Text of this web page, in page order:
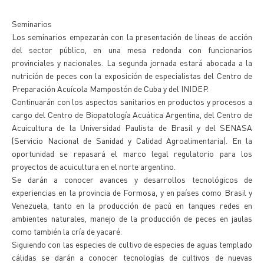
Seminarios
Los seminarios empezarán con la presentación de líneas de acción
del sector público, en una mesa redonda con funcionarios
provinciales y nacionales. La segunda jornada estará abocada a la
nutrición de peces con la exposición de especialistas del Centro de
Preparación Acuícola Mampostón de Cuba y del INIDEP.
Continuarán con los aspectos sanitarios en productos y procesos a
cargo del Centro de Biopatología Acuática Argentina, del Centro de
Acuicultura de la Universidad Paulista de Brasil y del SENASA
(Servicio Nacional de Sanidad y Calidad Agroalimentaria). En la
oportunidad se repasará el marco legal regulatorio para los
proyectos de acuicultura en el norte argentino.
Se darán a conocer avances y desarrollos tecnológicos de
experiencias en la provincia de Formosa, y en países como Brasil y
Venezuela, tanto en la producción de pacú en tanques redes en
ambientes naturales, manejo de la producción de peces en jaulas
como también la cría de yacaré.
Siguiendo con las especies de cultivo de especies de aguas templado
cálidas se darán a conocer tecnologías de cultivos de nuevas